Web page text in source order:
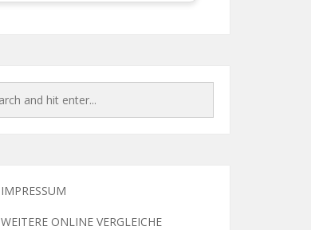
IMPRESSUM
WEITERE ONLINE VERGLEICHE